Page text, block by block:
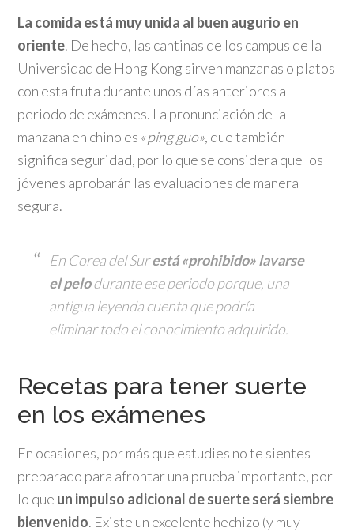
La comida está muy unida al buen augurio en
oriente. De hecho, las cantinas de los campus de la
Universidad de Hong Kong sirven manzanas o platos
con esta fruta durante unos días anteriores al
periodo de exámenes. La pronunciación de la
manzana en chino es «ping guo», que también
significa seguridad, por lo que se considera que los
jóvenes aprobarán las evaluaciones de manera
segura.
En Corea del Surestá «prohibido» lavarse
el pelodurante ese periodo porque, una
antigua leyenda cuenta que podría
eliminar todo el conocimiento adquirido.
Recetas para tener suerte
en los exámenes
En ocasiones, por más que estudies no te sientes
preparado para afrontar una prueba importante, por
lo que un impulso adicional de suerte será siembre
bienvenido. Existe un excelente hechizo (y muy